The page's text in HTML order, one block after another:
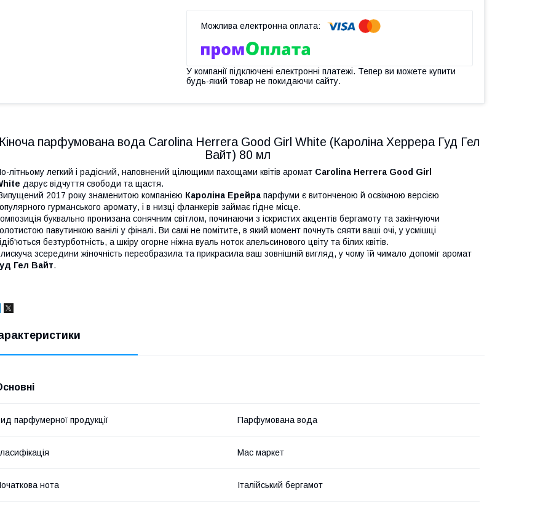
У компанії підключені електронні платежі. Тепер ви можете купити
будь-який товар не покидаючи сайту.
парфумована вода Carolina Herrera Good Girl White (Кароліна Херрера Гуд Гел
Вайт) 80 мл
літньому легкий і радісний, наповнений цілющими пахощами квітів аромат Carolina Herrera Good Girl
дарує відчуття свободи та щастя.
2017 року знаменитою компанією Кароліна Ерейра парфуми є витонченою й освіжною версією
гурманського аромату, і в низці фланкерів займає гідне місце.
буквально пронизана сонячним світлом, починаючи з іскристих акцентів бергамоту та закінчуючи
павутинкою ванілі у фіналі. Ви самі не помітите, в який момент почнуть сяяти ваші очі, у усмішці
безтурботність, а шкіру огорне ніжна вуаль ноток апельсинового цвіту та білих квітів.
зсередини жіночність переобразила та прикрасила ваш зовнішній вигляд, у чому їй чимало допоміг аромат
Гел Вайт.
парфумерної продукції Парфумована вода
Мас маркет
нота Італійський бергамот